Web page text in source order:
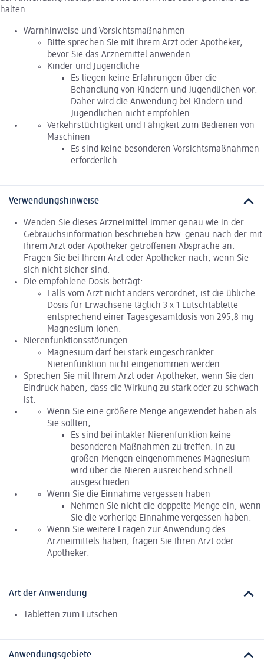
halten.
Warnhinweise und Vorsichtsmaßnahmen
Bitte sprechen Sie mit Ihrem Arzt oder Apotheker,
bevor Sie das Arznemittel anwenden.
Kinder und Jugendliche
Es liegen keine Erfahrungen über die
Behandlung von Kindern und Jugendlichen vor.
Daher wird die Anwendung bei Kindern und
Jugendlichen nicht empfohlen.
Verkehrstüchtigkeit und Fähigkeit zum Bedienen von
Maschinen
Es sind keine besonderen Vorsichtsmaßnahmen
erforderlich.
Verwendungshinweise
Wenden Sie dieses Arzneimittel immer genau wie in der
Gebrauchsinformation beschrieben bzw. genau nach der mit
Ihrem Arzt oder Apotheker getroffenen Absprache an.
Fragen Sie bei Ihrem Arzt oder Apotheker nach, wenn Sie
sich nicht sicher sind.
Die empfohlene Dosis beträgt:
Falls vom Arzt nicht anders verordnet, ist die übliche
Dosis für Erwachsene täglich 3 x 1 Lutschtablette
entsprechend einer Tagesgesamtdosis von 295,8 mg
Magnesium-Ionen.
Nierenfunktionsstörungen
Magnesium darf bei stark eingeschränkter
Nierenfunktion nicht eingenommen werden.
Sprechen Sie mit Ihrem Arzt oder Apotheker, wenn Sie den
Eindruck haben, dass die Wirkung zu stark oder zu schwach
ist.
Wenn Sie eine größere Menge angewendet haben als
Sie sollten,
Es sind bei intakter Nierenfunktion keine
besonderen Maßnahmen zu treffen. In zu
großen Mengen eingenommenes Magnesium
wird über die Nieren ausreichend schnell
ausgeschieden.
Wenn Sie die Einnahme vergessen haben
Nehmen Sie nicht die doppelte Menge ein, wenn
Sie die vorherige Einnahme vergessen haben.
Wenn Sie weitere Fragen zur Anwendung des
Arzneimittels haben, fragen Sie Ihren Arzt oder
Apotheker.
Art der Anwendung
Tabletten zum Lutschen.
Anwendungsgebiete